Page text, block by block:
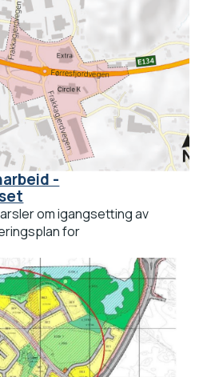
-
om igangsetting av
for